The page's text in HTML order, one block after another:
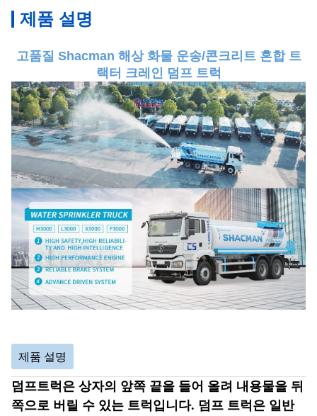
제품 설명
고품질 Shacman 해상 화물 운송/콘크리트 혼합 트
랙터 크레인 덤프 트럭
제품 설명
덤프트럭은 상자의 앞쪽 끝을 들어 올려 내용물을 뒤
쪽으로 버릴 수 있는 트럭입니다. 덤프 트럭은 일반